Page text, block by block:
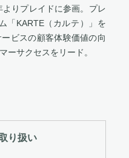
りプレイドに参画。プレ
「KARTE（カルテ）」を
ビスの顧客体験価値の向
ーサクセスをリード。
り扱い